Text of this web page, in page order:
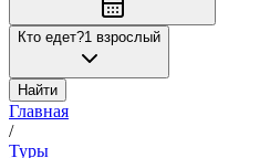
Кто едет?1 взрослый
Найти
Главная
/
Туры